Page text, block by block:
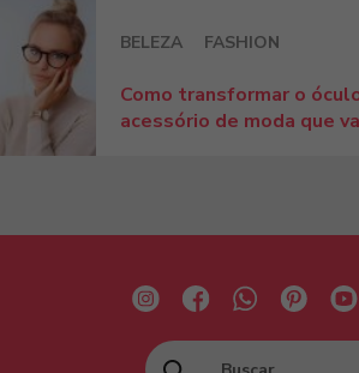
BELEZA FASHION
Como transformar o
acessório de moda que